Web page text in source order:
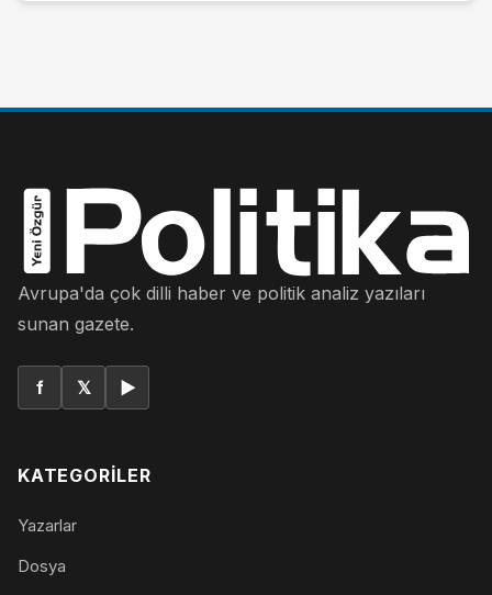
Avrupa'da çok dilli haber ve politik analiz yazıları
sunan gazete.
f 𝕏 ▶
KATEGORILER
Yazarlar
Dosya